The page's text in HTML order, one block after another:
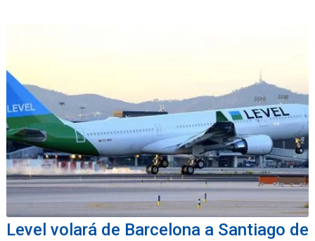
Level volará de Barcelona a Santiago de